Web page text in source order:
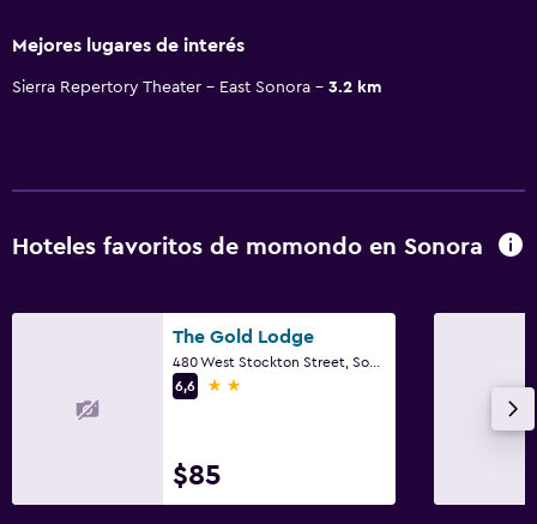
Mejores lugares de interés
Sierra Repertory Theater - East Sonora 3.2 km
Hoteles favoritos de momondo en Sonora
The Gold Lodge
6,6
2 estrellas
$85